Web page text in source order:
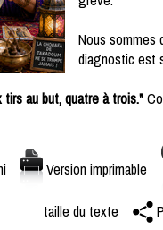
Nous sommes
diagnostic est
au but, quatre à trois."
Version imprimable
taille du texte